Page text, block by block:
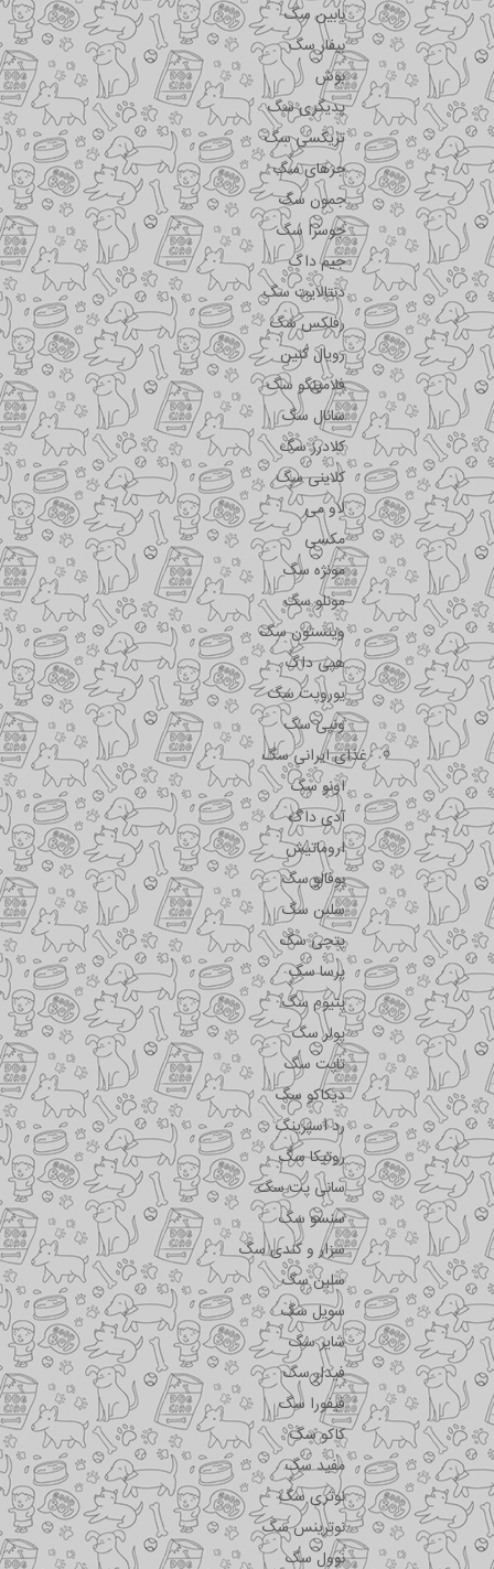
بابین سگ
بیفار سگ
بوش
پدیگری سگ
تریکسی سگ
جرهای سگ
جمون سگ
جوسرا سگ
جیم داگ
دنتالایت سگ
رفلکس سگ
رویال کنین
فلامینگو سگ
سانال سگ
کلادرز سگ
کلاینی سگ
لاو می
مکسی
مونژه سگ
مونلو سگ
وینستون سگ
هپی داگ
یوروپت سگ
ونپی سگ
غذای ایرانی سگ
اونو سگ
آدی داگ
اروماتیش
بوفالو سگ
سلبن سگ
پتچی سگ
پرسا سگ
پتیوم سگ
پولر سگ
تاپت سگ
دیکاکو سگ
رد اسپرینگ
روتیکا سگ
سانی پت سگ
سنسو سگ
سزار و کندی سگ
سلبن سگ
سویل سگ
شایر سگ
فیدار سگ
فیفورا سگ
کاکو سگ
مفید سگ
نوتری سگ
نوترینس سگ
نوول سگ